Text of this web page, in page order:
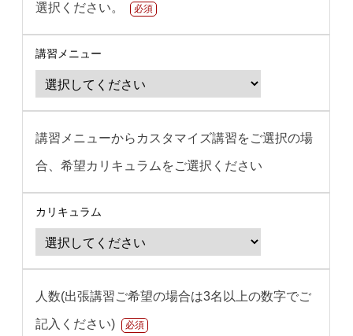
選択ください。 必須
講習メニュー
講習メニューからカスタマイズ講習をご選択の場
合、希望カリキュラムをご選択ください
カリキュラム
人数(出張講習ご希望の場合は3名以上の数字でご
記入ください) 必須